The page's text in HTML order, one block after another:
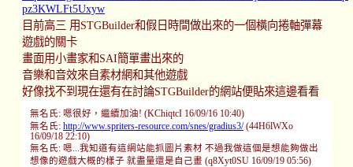
pz3KWLFt5Uxyw
目前高三 用STGBuilder和假日時間做出來的一個橫向捲軸彈幕
遊戲的關卡
畫面用小畫家和SAI簡單畫出來的
音樂和音效來自素材網和其他遊戲
好像找不到現在還有在討論STGBuilder的網站便貼來這邊看看
無名氏: 嗯很好，繼續加油! (KChiqtcI 16/09/16 10:40)
無名氏: http://www.spriters-resource.com/snes/gradius3/ (44H6lWXo
16/09/18 22:10)
無名氏: 嗯...我知道有這網站能抓圖片素材 不過我做這個是想能夠做出
想像的遊戲大概的樣子 就盡量還是自己畫 (q8Xyt0SU 16/09/19 05:56)